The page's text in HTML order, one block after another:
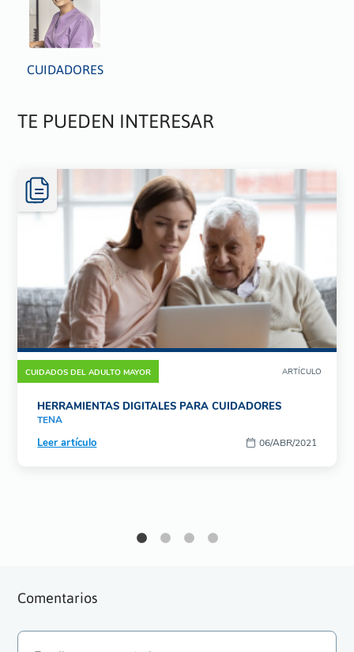
CUIDADORES
TE PUEDEN INTERESAR
CUIDADOS DEL ADULTO MAYOR ARTÍCULO
HERRAMIENTAS DIGITALES PARA CUIDADORES
TENA
06/ABR/2021
Leer artículo
Comentarios